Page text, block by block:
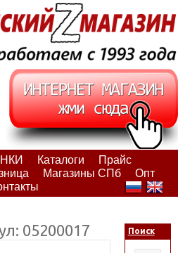
Каталоги
Прайс
Магазины СПб
Опт
05200017 Поиск